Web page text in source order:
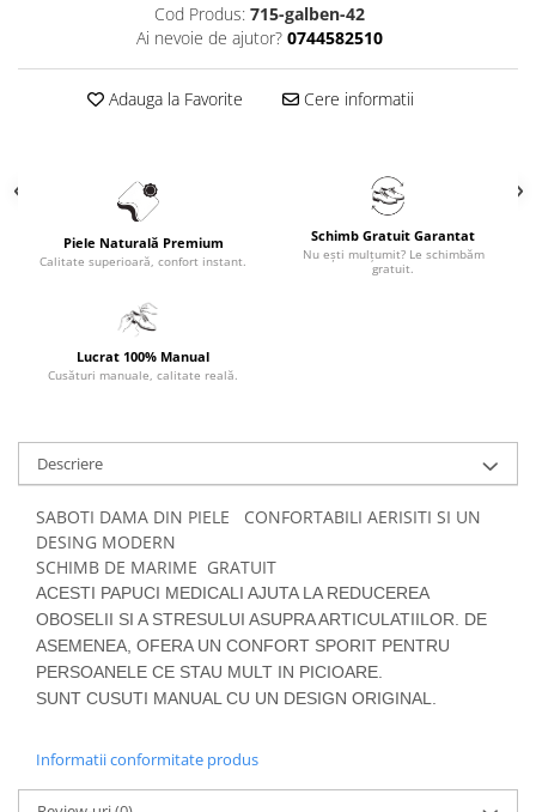
Cod Produs: 715-galben-42
Ai nevoie de ajutor? 0744582510
Adauga la Favorite Cere informatii
Piele Naturală Premium
Calitate superioară, confort instant.
Schimb Gratuit Garantat
Nu ești mulțumit? Le schimbăm
gratuit.
Lucrat 100% Manual
Cusături manuale, calitate reală.
Descriere
SABOTI DAMA DIN PIELE CONFORTABILI AERISITI SI UN
DESING MODERN
SCHIMB DE MARIME GRATUIT
ACESTI PAPUCI MEDICALI AJUTA LA REDUCEREA
OBOSELII SI A STRESULUI ASUPRA ARTICULATIILOR. DE
ASEMENEA, OFERA UN CONFORT SPORIT PENTRU
PERSOANELE CE STAU MULT IN PICIOARE.
SUNT CUSUTI MANUAL CU UN DESIGN ORIGINAL.
Informatii conformitate produs